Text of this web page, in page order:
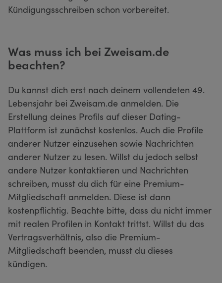
Kündigungsschreiben schon vorbereitet.
Was muss ich bei Zweisam.de
beachten?
Du kannst dich erst nach deinem vollendeten 49.
Lebensjahr bei Zweisam.de anmelden. Die
Erstellung deines Profils auf dieser Dating-
Plattform ist zunächst kostenlos. Auch die Profile
anderer Nutzer einzusehen sowie Nachrichten
anderer Nutzer zu lesen. Willst du jedoch selbst
andere Nutzer kontaktieren und Nachrichten
schreiben, musst du dich für eine Premium-
Mitgliedschaft anmelden. Diese ist dann
kostenpflichtig. Beachte bitte, dass du nicht immer
mit realen Profilen in Kontakt trittst. Willst du das
Vertragsverhältnis, also die Premium-
Mitgliedschaft beenden, musst du dieses
kündigen.